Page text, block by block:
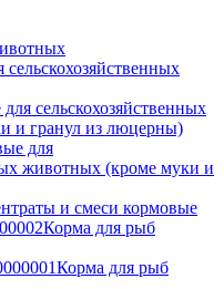
сельскохозяйственных
и гранул из люцерны)
для
животных (кроме муки и
и смеси кормовые
Корма для рыб
Корма для рыб